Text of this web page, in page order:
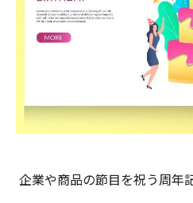
企業や商品の節目を祝う周年